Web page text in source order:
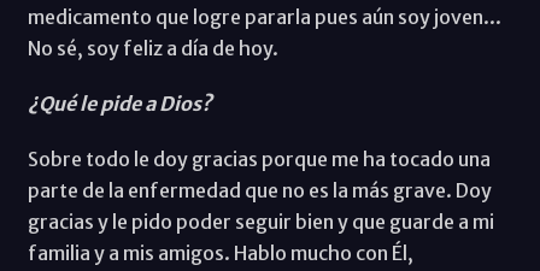
medicamento que logre pararla pues aún soy joven...
No sé, soy feliz a día de hoy.
¿Qué le pide a Dios?
Sobre todo le doy gracias porque me ha tocado una
parte de la enfermedad que no es la más grave. Doy
gracias y le pido poder seguir bien y que guarde a mi
familia y a mis amigos. Hablo mucho con Él,